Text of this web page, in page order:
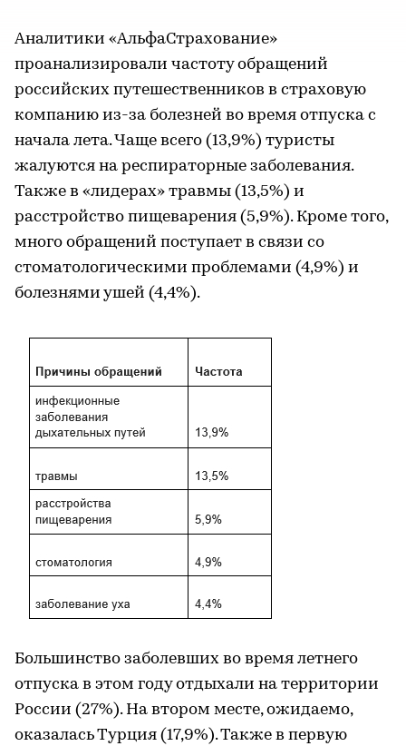
Аналитики «АльфаСтрахование»
проанализировали частоту обращений
российских путешественников в страховую
компанию из-за болезней во время отпуска с
начала лета. Чаще всего (13,9%) туристы
жалуются на респираторные заболевания.
Также в «лидерах» травмы (13,5%) и
расстройство пищеварения (5,9%). Кроме того,
много обращений поступает в связи со
стоматологическими проблемами (4,9%) и
болезнями ушей (4,4%).
Большинство заболевших во время летнего
отпуска в этом году отдыхали на территории
России (27%). На втором месте, ожидаемо,
оказалась Турция (17,9%). Также в первую